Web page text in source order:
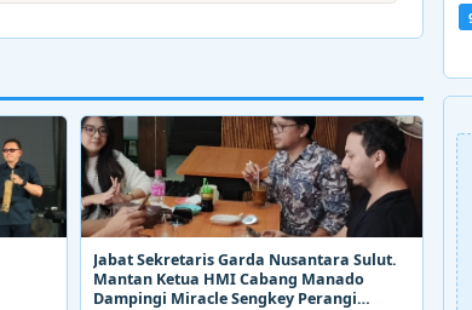
Jabat Sekretaris Garda Nusantara Sulut.
Mantan Ketua HMI Cabang Manado
Dampingi Miracle Sengkey Perangi